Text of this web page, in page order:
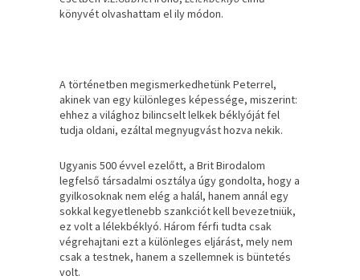
könyvét olvashattam el ily módon.
A történetben megismerkedhetünk Peterrel,
akinek van egy különleges képessége, miszerint:
ehhez a világhoz bilincselt lelkek béklyóját fel
tudja oldani, ezáltal megnyugvást hozva nekik.
Ugyanis 500 évvel ezelőtt, a Brit Birodalom
legfelső társadalmi osztálya úgy gondolta, hogy a
gyilkosoknak nem elég a halál, hanem annál egy
sokkal kegyetlenebb szankciót kell bevezetniük,
ez volt a lélekbéklyó. Három férfi tudta csak
végrehajtani ezt a különleges eljárást, mely nem
csak a testnek, hanem a szellemnek is büntetés
volt.